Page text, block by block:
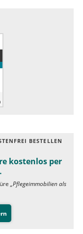
BESTELLEN
kostenlos per
„Pflegeimmobilien als